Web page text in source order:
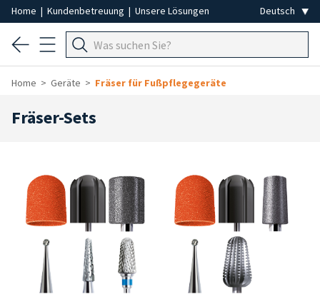
Home | Kundenbetreuung | Unsere Lösungen
Home Geräte Fräser für Fußpflegegeräte
Fräser-Sets